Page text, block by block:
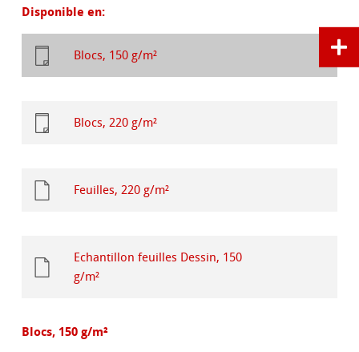
Disponible en:
Blocs, 150 g/m²
Blocs, 220 g/m²
Feuilles, 220 g/m²
Echantillon feuilles Dessin, 150
g/m²
Blocs, 150 g/m²